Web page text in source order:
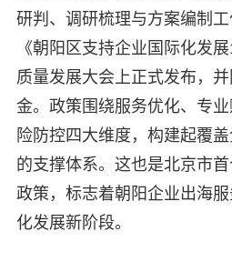
研判、调研梳理与方案编制工
《朝阳区支持企业国际化发
质量发展大会上正式发布，
金。政策围绕服务优化、专
险防控四大维度，构建起覆
的支撑体系。这也是北京市
政策，标志着朝阳企业出海
化发展新阶段。